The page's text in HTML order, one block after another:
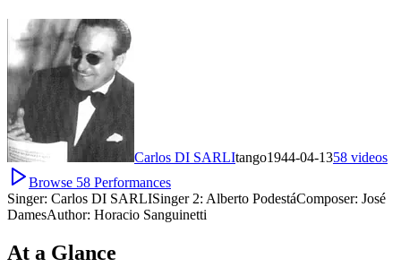
Carlos DI SARLItango1944-04-1358 videos
Browse 58 Performances
Singer: Carlos DI SARLISinger 2: Alberto PodestáComposer: José
DamesAuthor: Horacio Sanguinetti
At a Glance